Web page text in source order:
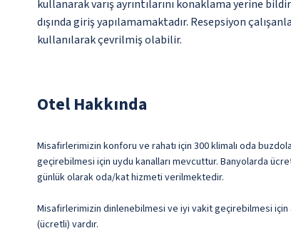
kullanarak varış ayrıntılarını konaklama yerine
dışında giriş yapılamamaktadır. Resepsiyon
kullanılarak çevrilmiş olabilir.
Otel Hakkında
Misafirlerimizin konforu ve rahatı için 300 klimalı oda
geçirebilmesi için uydu kanalları mevcuttur. Banyolarda
günlük olarak oda/kat hizmeti verilmektedir.
Misafirlerimizin dinlenebilmesi ve iyi vakit geçirebilmesi için
(ücretli) vardır.